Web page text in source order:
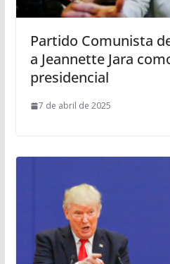
Partido Comunista
a Jeannette Jara
presidencial
7 de abril de 2025